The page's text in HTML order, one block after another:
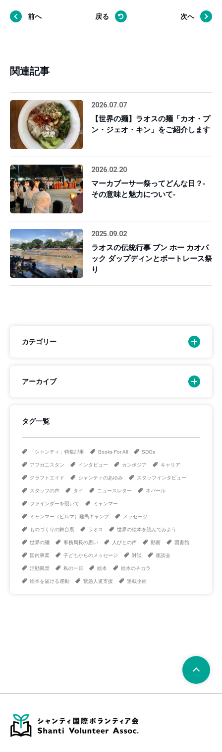
前へ 戻る 次へ
関連記事
2026.07.07
【世界の麺】ラオスの麺「カオ・プ
ン・ジェオ・キン」をご紹介します
2026.02.20
マーカブーサー祭ってどんな日？-
その意味と魅力について-
2025.09.02
ラオスの伝統行事 ブン ホー カオパ
ック ダップディンとボートレース祭
り
カテゴリー
アーカイブ
タグ一覧
「シャンティ」特集記事 Books For All SDGs
アフガニスタン インタビュー カンボジア キャリア
クラフトエイド シャンティのあゆみ スタッフインタビュー
スタッフの声 タイ ニュースレター ネパール
ファインダーを覗いて ミャンマー
ミャンマー（ビルマ）難民キャンプ メッセージ
ものづくりの舞台裏 ラオス 世界の絵本を読んでみよう
世界の麺 事務局長の思い 人びとの声 動画 図書館
国内事業 子どもからのメッセージ 対談 座談会
活動風景 私の一日 絵本 絵本のチカラ
絵本を届ける運動 緊急人道支援 連載企画